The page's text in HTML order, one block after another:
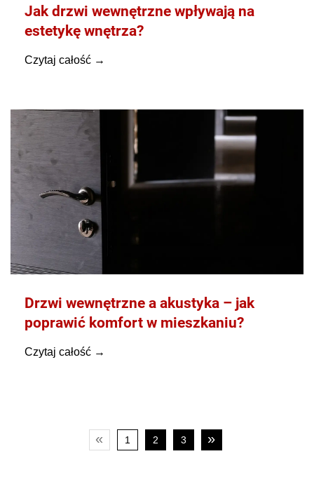
Jak drzwi wewnętrzne wpływają na
estetykę wnętrza?
Drzwi wewnętrzne a akustyka – jak
poprawić komfort w mieszkaniu?
« 1 2 3 »